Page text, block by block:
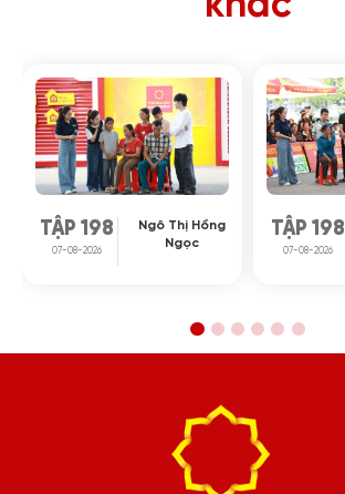
TẬP 198
07-08-2026
Ngô Thị Hồng
Ngọc
TẬP 198
07-08-2026